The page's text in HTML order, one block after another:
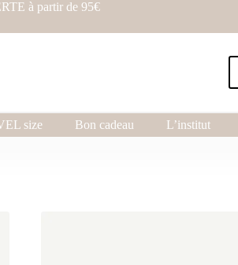
à partir de 95€
size Bon cadeau L’institut